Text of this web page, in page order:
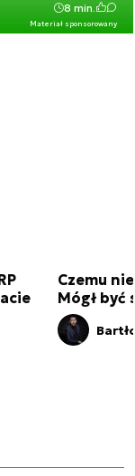
Materiał sponsorowany
8 min.
Czemu
Mógł być